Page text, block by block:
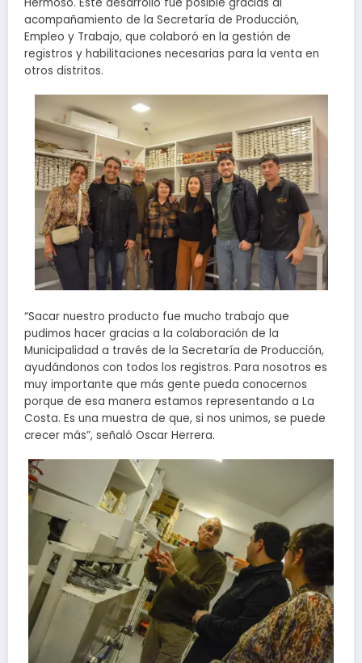
acompañamiento de la Secretaría de Producción,
Empleo y Trabajo, que colaboró en la gestión de
registros y habilitaciones necesarias para la venta en
otros distritos.
“Sacar nuestro producto fue mucho trabajo que
pudimos hacer gracias a la colaboración de la
Municipalidad a través de la Secretaría de Producción,
ayudándonos con todos los registros. Para nosotros es
muy importante que más gente pueda conocernos
porque de esa manera estamos representando a La
Costa. Es una muestra de que, si nos unimos, se puede
crecer más”, señaló Oscar Herrera.